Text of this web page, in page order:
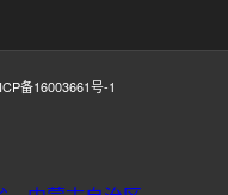
备16003661号-1